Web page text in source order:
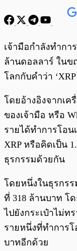
พร้อมเล่น
เจ้ามือกำลังทำกา
ล้านดอลลาร์ ใน
โลกกับคำว่า
โดยอ้างอิงจากเ
ของเจ้ามือ หรือ
รายได้ทำการโอน
XRP หรือคิดเป็น
ธุรกรรมด้วยกัน
โดยหนึ่งในธุรกรร
ที่ 318 ล้านบาท โ
ไปยังกระเป๋าไม่ท
รายหนึ่งที่ทำการโ
บาทอีกด้วย